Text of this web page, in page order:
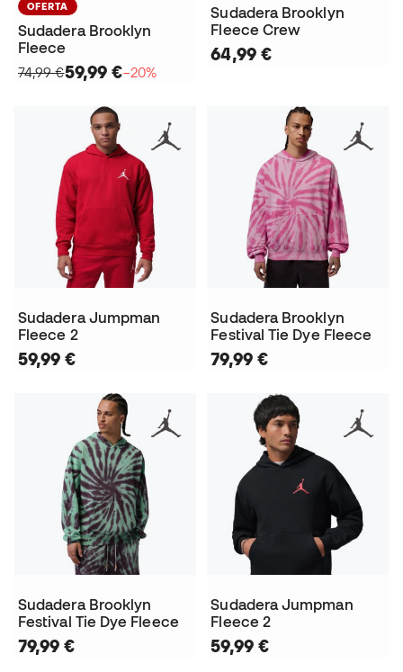
OFERTA
Sudadera Brooklyn
Fleece
74,99 €59,99 €−20%
Sudadera Brooklyn
Fleece Crew
64,99 €
Sudadera Jumpman
Fleece 2
59,99 €
Sudadera Brooklyn
Festival Tie Dye Fleece
79,99 €
Sudadera Brooklyn
Festival Tie Dye Fleece
79,99 €
Sudadera Jumpman
Fleece 2
59,99 €